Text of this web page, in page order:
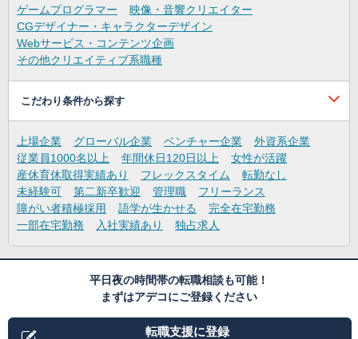
ゲームプログラマー
映像・音響クリエイター
CGデザイナー・キャラクターデザイン
Webサービス・コンテンツ企画
その他クリエイティブ系職種
こだわり条件から探す
上場企業 グローバル企業 ベンチャー企業
外資系企業
従業員1000名以上
年間休日120日以上
女性が活躍
産休育休取得実績あり
フレックスタイム
転勤なし
未経験可
第二新卒歓迎 管理職
フリーランス
障がい者積極採用
語学が生かせる
完全在宅勤務
一部在宅勤務
入社実績あり 独占求人
平日夜の時間帯の転職相談も可能！
まずはアデコにご登録ください
転職支援に登録